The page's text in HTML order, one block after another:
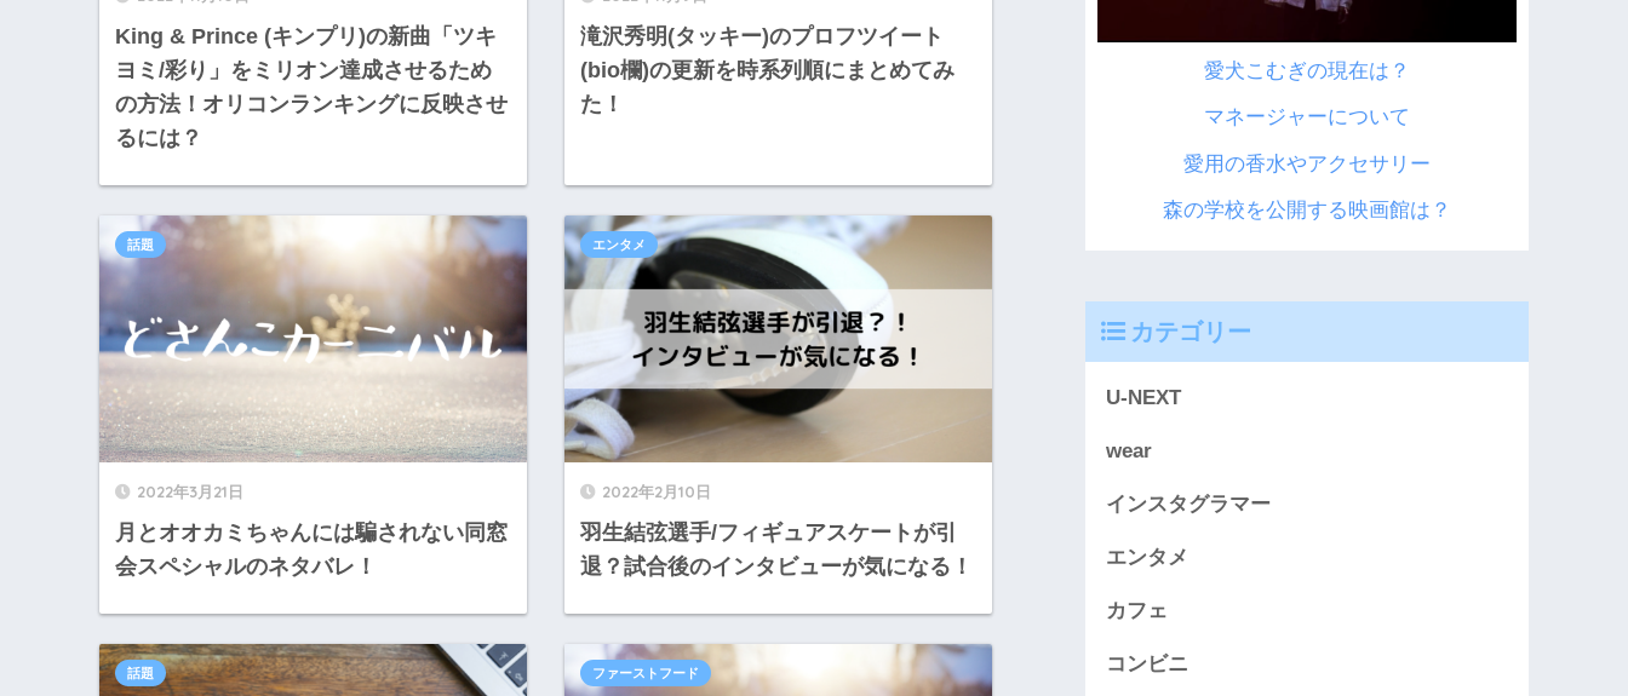
King & Prince (キンプリ)の新曲「ツキ
ヨミ/彩り」をミリオン達成させるため
の方法！オリコンランキングに反映させ
るには？
滝沢秀明(タッキー)のプロフツイート
(bio欄)の更新を時系列順にまとめてみ
た！
2022年3月21日
月とオオカミちゃんには騙されない同窓
会スペシャルのネタバレ！
話題
2022年2月10日
羽生結弦選手/フィギュアスケートが引
退？試合後のインタビューが気になる！
エンタメ
話題 ファーストフード
愛犬こむぎの現在は？
マネージャーについて
愛用の香水やアクセサリー
森の学校を公開する映画館は？
カテゴリー
U-NEXT
wear
インスタグラマー
エンタメ
カフェ
コンビニ